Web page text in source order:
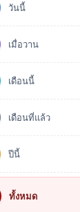
วันนี้
เมื่อวาน
เดือนนี้
เดือนที่แล้ว
ปีนี้
ทั้งหมด